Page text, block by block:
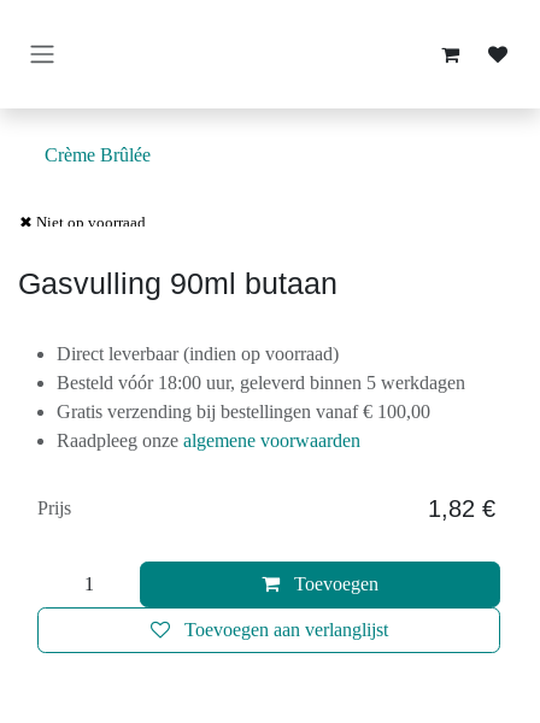
Crème Brûlée
✖ Niet op voorraad
Gasvulling 90ml butaan
Direct leverbaar (indien op voorraad)
Besteld vóór 18:00 uur, geleverd binnen 5 werkdagen
Gratis verzending bij bestellingen vanaf € 100,00
Raadpleeg onzealgemene voorwaarden
Toevoegen
Toevoegen aan verlanglijst
Prijs 1,82€